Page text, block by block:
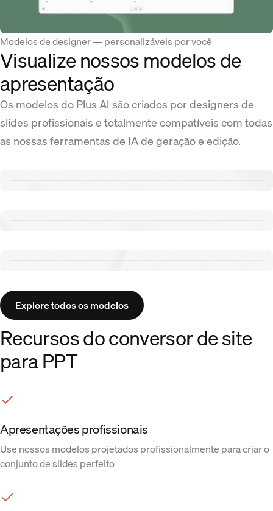
Modelos de designer — personalizáveis por você
Visualize nossos modelos de
apresentação
Os modelos do Plus AI são criados por designers de
slides profissionais e totalmente compatíveis com todas
as nossas ferramentas de IA de geração e edição.
Explore todos os modelos
Recursos do conversor de site
para PPT
Apresentações profissionais
Use nossos modelos projetados profissionalmente para criar o
conjunto de slides perfeito